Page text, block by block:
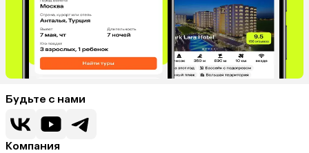
Будьте с нами
Компания